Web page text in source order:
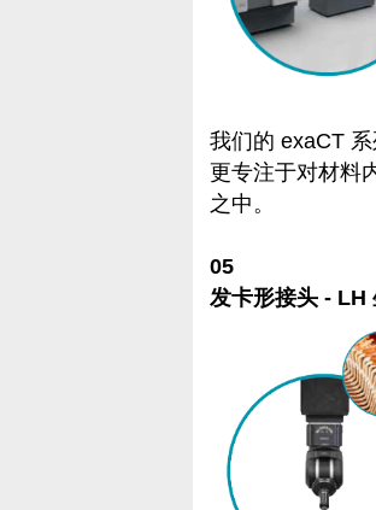
我们的 exaCT
更专注于对材料
之中。
05
发卡形接头 - LH